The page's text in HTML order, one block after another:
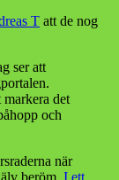
T att de nog
ser att
det
och
när